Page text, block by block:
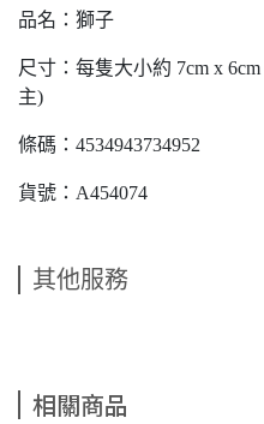
品名：獅子
尺寸：每隻大小約 7cm x
主)
條碼：4534943734952
貨號：A454074
其他服務
相關商品